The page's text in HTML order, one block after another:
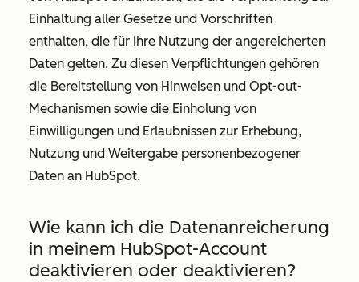
Einhaltung aller Gesetze und Vorschriften
enthalten, die für Ihre Nutzung der angereicherten
Daten gelten. Zu diesen Verpflichtungen gehören
die Bereitstellung von Hinweisen und Opt-out-
Mechanismen sowie die Einholung von
Einwilligungen und Erlaubnissen zur Erhebung,
Nutzung und Weitergabe personenbezogener
Daten an HubSpot.
Wie kann ich die Datenanreicherung
in meinem HubSpot-Account
deaktivieren oder deaktivieren?